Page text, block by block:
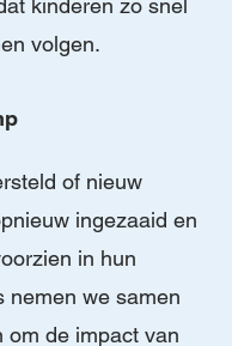
kinderen zo snel
volgen.
of nieuw
ingezaaid en
in hun
nemen we samen
om de impact van